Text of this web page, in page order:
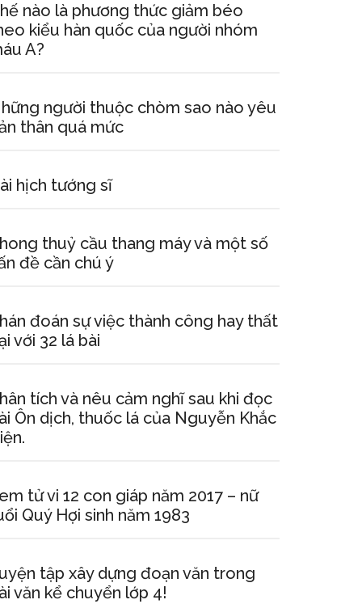
nào là phương thức giảm béo
kiểu hàn quốc của người nhóm
A?
người thuộc chòm sao nào yêu
thân quá mức
hịch tướng sĩ
thuỷ cầu thang máy và một số
đề cần chú ý
đoán sự việc thành công hay thất
với 32 lá bài
tích và nêu cảm nghĩ sau khi đọc
Ôn dịch, thuốc lá của Nguyễn Khắc
tử vi 12 con giáp năm 2017 – nữ
Quý Hợi sinh năm 1983
tập xây dựng đoạn văn trong
văn kể chuyển lớp 4!